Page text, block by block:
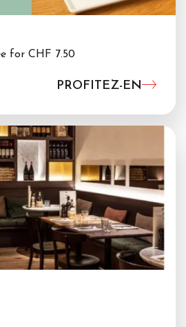
for CHF 7.50
PROFITEZ-EN